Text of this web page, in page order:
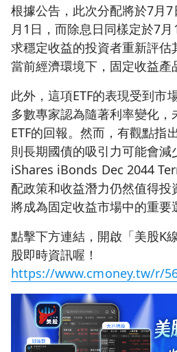
根據公告，此次分配將於7月
月1日，而除息日同樣定於7
求穩定收益的投資者重新評
當前經濟環境下，固定收益產
此外，這項ETF的表現受到市
多數專家認為隨著利率變化
ETF的回報。然而，有觀點指
則長期國債的吸引力可能會減
iShares iBonds Dec 2044
配政策和收益潛力仍然值得
將成為固定收益市場中的重要
點擊下方連結，開啟「美股K
股即時資訊喔！
https://www.cmoney.tw/r/